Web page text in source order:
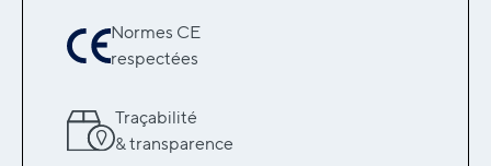
Normes CE
respectées
Traçabilité
& transparence